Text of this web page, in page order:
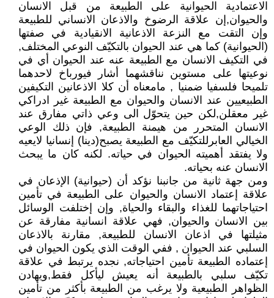
الاعتمادية الحيوانية على الطبيعة من قبل الانسان
والحيوان,إن علاقة الرضوخ والاذعان الانساني للطبيعة
وإن التقت مع النزعة الاذعانية الانقيادية في صفتها
(الحيوانية) كما هي عند الحيوان بالتكيّف النوعي المختلف,
في التكيف الانسان مع الطبيعة عنه عند الحيوان أي في
نوعيتها على مستوين نناقشهما أشار فيورباخ لاحدهما
تلميحا فلسفيا ضمنيا , مامعناه أن كلا الاذعانين التكيفين
الطبيعيين عند الانسان والحيوان مع الطبيعة غير ادراكي
غير معقلن,لكن حين يتحوّل الى وعي ذاتي مفارق عند
الانسان المتحرر من هيمنة الطبيعة, فإن ذلك الوعي
الخيالي العابرللتكيّف مع الطبيعة يصبح(دينا) إنسانيا لايعيه
ولا يفتقد أهميته الحيوان في حياته. لكنه كان ما يبحث
الانسان عنه بحياته.
ومن جهة ثانية من جانبنا نؤكد أن (حيوانية) الإذعان في
علاقة إعتماد الانسان والحيوان على الطبيعة في تأمين
احتياجاتهما للغذاء والبقاء والحياة, وإن إختلفت الوسائل
بين الانسان والحيوان, فهي علاقة انسانية مفارقة عن
مثيلتها في اذعان الانسان للطبيعة, مقارنة بالاذعان
السلبي عند الحيوان , ففي الوقت الذي يكون الحيوان في
إعتماده الطبيعة تأمين احتياجاته, نجده يرتبط في علاقة
تكيّف سلبي بالطبيعة أنه يعيش ليأكل فقط,ويهادن
الظواهر الطبيعية ولا يرغب من الطبيعة بأكثر من تأمين